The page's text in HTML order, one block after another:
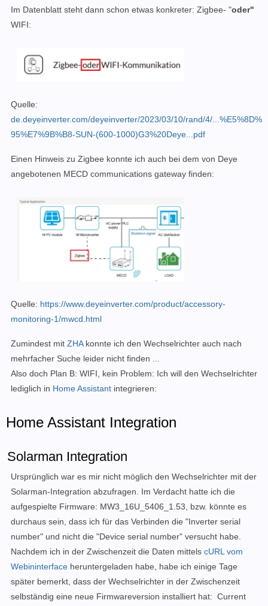
Im Datenblatt steht dann schon etwas konkreter: Zigbee- "oder"
WIFI:
Quelle:
de.deyeinverter.com/deyeinverter/2023/03/10/rand/4/...%E5%8D%
95%E7%9B%B8-SUN-(600-1000)G3%20Deye...pdf
Einen Hinweis zu Zigbee konnte ich auch bei dem von Deye
angebotenen MECD communications gateway finden:
Quelle: https://www.deyeinverter.com/product/accessory-
monitoring-1/mwcd.html
Zumindest mit ZHAkonnte ich den Wechselrichter auch nach
mehrfacher Suche leider nicht finden ...
Also doch Plan B: WIFI, kein Problem: Ich will den Wechselrichter
lediglich in Home Assistant integrieren:
Home Assistant Integration
Solarman Integration
Ursprünglich war es mir nicht möglich den Wechselrichter mit der
Solarman-Integration abzufragen. Im Verdacht hatte ich die
aufgespielte Firmware: MW3_16U_5406_1.53, bzw. könnte es
durchaus sein, dass ich für das Verbinden die "Inverter serial
number" und nicht die "Device serial number" versucht habe.
Nachdem ich in der Zwischenzeit die Daten mittels cURL vom
Webininterface heruntergeladen habe, habe ich einige Tage
später bemerkt, dass der Wechselrichter in der Zwischenzeit
selbständig eine neue Firmwareversion installiert hat: Current